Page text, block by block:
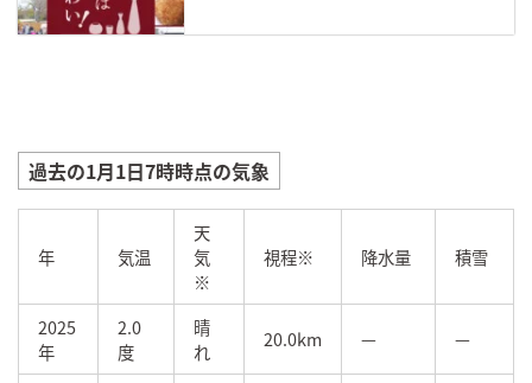
過去の1月1日7時時点の気象
年 気温
天
気
※
視程※ 降水量 積雪
2025
年
2.0
度
晴
れ
20.0km — —